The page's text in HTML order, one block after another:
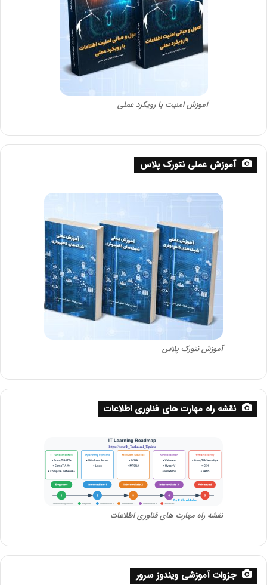
آموزش امنیت با رویکرد عملی
آموزش عملی نتورک پلاس
آموزش نتورک پلاس
نقشه راه مهارت های فناوری اطلاعات
نقشه راه مهارت های فناوری اطلاعات
جزوات آموزشی ویندوز سرور